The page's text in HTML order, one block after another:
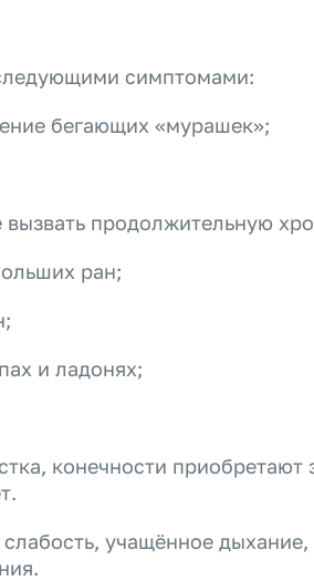
симптомами:
бегающих «мурашек»;
продолжительную
ран;
и ладонях;
конечности приобретают
учащённое дыхание,